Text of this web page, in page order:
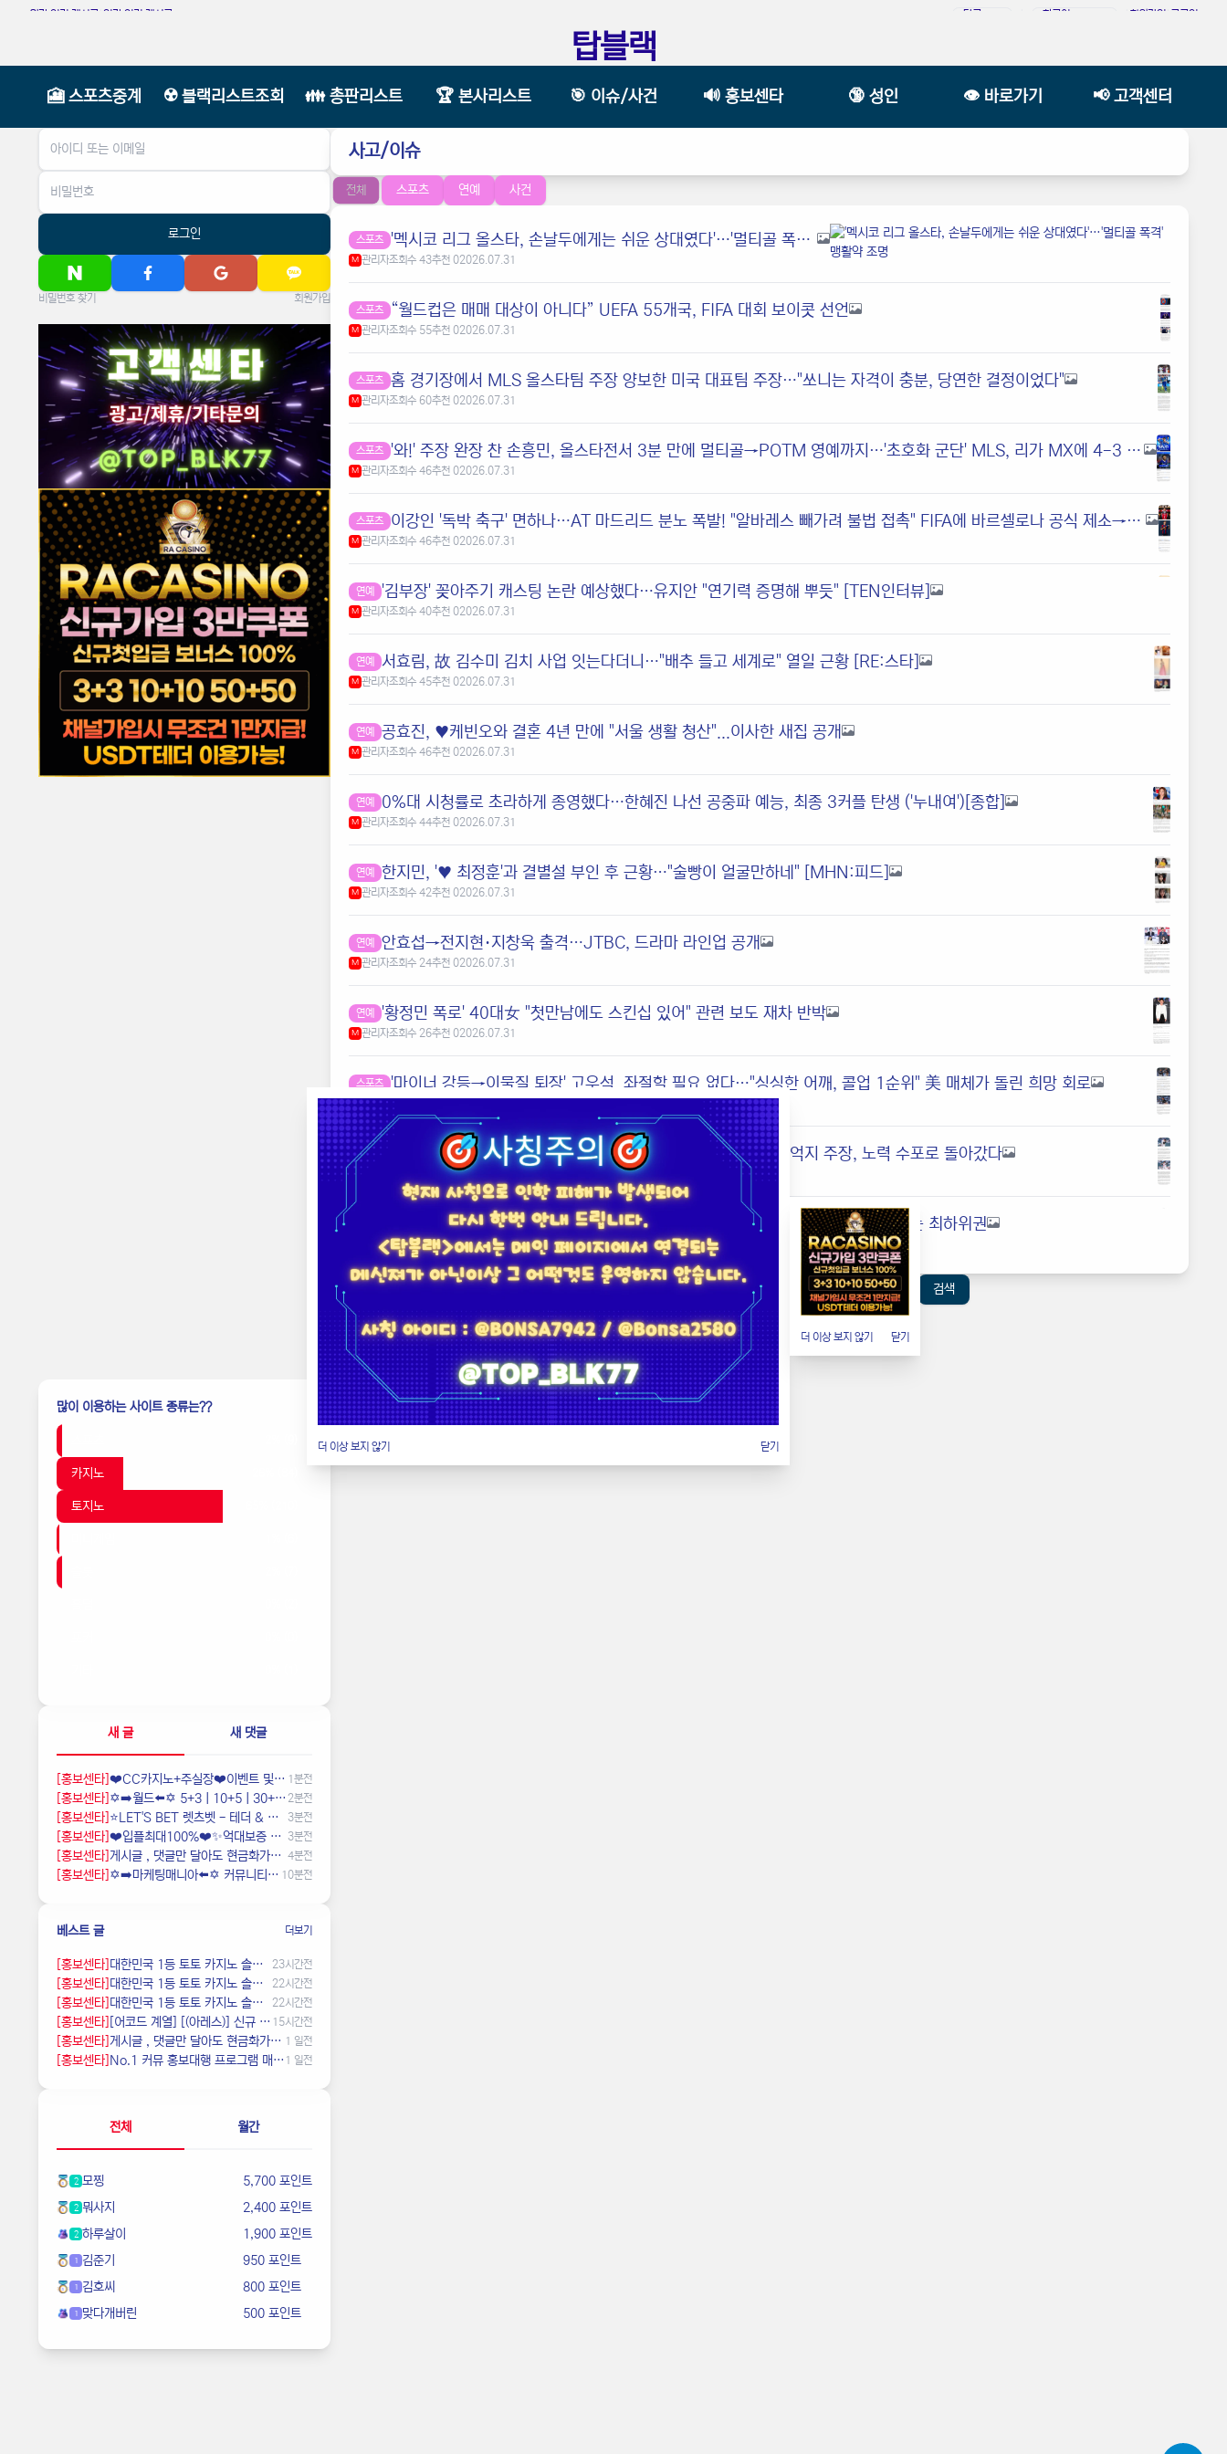
월간 인기 게시글 일간 인기 게시글 회원가입 로그인
탑블랙
🎦 스포츠중계 ☢️ 블랙리스트조회 👪 총판리스트 🏆 본사리스트 🎯 이슈/사건 🔊 홍보센타 🔞 성인 👁️ 바로가기 📢 고객센터
로그인
비밀번호 찾기 회원가입
많이 이용하는 사이트 종류는??
카지노
토지노
새 글 새 댓글
[홍보센타] ❤️CC️카지노+주실장❤️이벤트 및 혜택 2배 (중복⭕️)❤️탄탄한 자본, 무사고 ✅빠른충환✅ 1분전
[홍보센타] ✡️➡️월드⬅️✡️ 5+3ㅣ10+5ㅣ30+12ㅣ50+20ㅣ100+35ㅣ200+70 ✡️무한매충✡️모든배팅제재없음✡️다양한 이벤트✡️ m0b7 2분전
[홍보센타] ⭐️LET'S BET 렛츠벳 - 테더 & 원화 입출금가능 !⭐️ 3분전
[홍보센타] ❤️️입플최대100%❤️✨억대보증 CC카지노✨❤️무기명테더가입O❤️블랙가입O❤️승인전화X❤️ 3분전
[홍보센타] ️️게시글 , 댓글만 달아도 현금화가능한 머니지급 ! 4분전
[홍보센타] ✡️➡️마케팅매니아⬅️✡️ 커뮤니티 홍보 프로그램⭐️구글 찌라시 프로그램⭐️카톡 텔레 미니게임 오토픽⭐️마케팅프로그램✡️ qr1d 10분전
베스트 글 더보기
[홍보센타] ️대한민국️ 1등 토토 카지노 솔루션 임대 전문 23시간전
[홍보센타] ️대한민국️ 1등 토토 카지노 솔루션 임대 전문 22시간전
[홍보센타] ️대한민국️ 1등 토토 카지노 솔루션 임대 전문 22시간전
[홍보센타] [어코드 계열] [(아레스)] 신규 첫충전 1+2 or 30% | 매일첫충 20% 무한매충 10% 15시간전
[홍보센타] ️️게시글 , 댓글만 달아도 현금화가능한 머니지급 ! 1 일전
[홍보센타] ️️No.1 커뮤 홍보대행 프️로그램 매크로비입니다. 1 일전
전체 월간
2 모찡 5,700 포인트
2 뭐사지 2,400 포인트
2 하루살이 1,900 포인트
1 김준기 950 포인트
1 김호씨 800 포인트
1 맞다개버린 500 포인트
사고/이슈
전체 스포츠 연예 사건
스포츠 '멕시코 리그 올스타, 손날두에게는 쉬운 상대였다'…'멀티골 폭격' 맹활약 조명
M 관리자조회수 43추천 02026.07.31
스포츠 “월드컵은 매매 대상이 아니다” UEFA 55개국, FIFA 대회 보이콧 선언
M 관리자조회수 55추천 02026.07.31
스포츠 홈 경기장에서 MLS 올스타팀 주장 양보한 미국 대표팀 주장…"쏘니는 자격이 충분, 당연한 결정이었다"
M 관리자조회수 60추천 02026.07.31
스포츠 '와!' 주장 완장 찬 손흥민, 올스타전서 3분 만에 멀티골→POTM 영예까지…'초호화 군단' MLS, 리가 MX에 4-3 신승
M 관리자조회수 46추천 02026.07.31
스포츠 이강인 '독박 축구' 면하나…AT 마드리드 분노 폭발! "알바레스 빼가려 불법 접촉" FIFA에 바르셀로나 공식 제소→"당사자는 메시 후계자 여전히 꿈꿔" 1640억 영입전 파국 일로
M 관리자조회수 46추천 02026.07.31
연예 '김부장' 꽂아주기 캐스팅 논란 예상했다…유지안 "연기력 증명해 뿌듯" [TEN인터뷰]
M 관리자조회수 40추천 02026.07.31
연예 서효림, 故 김수미 김치 사업 잇는다더니…"배추 들고 세계로" 열일 근황 [RE:스타]
M 관리자조회수 45추천 02026.07.31
연예 공효진, ♥케빈오와 결혼 4년 만에 "서울 생활 청산"...이사한 새집 공개
M 관리자조회수 46추천 02026.07.31
연예 0%대 시청률로 초라하게 종영했다…한혜진 나선 공중파 예능, 최종 3커플 탄생 ('누내여')[종합]
M 관리자조회수 44추천 02026.07.31
연예 한지민, '♥ 최정훈'과 결별설 부인 후 근황…"술빵이 얼굴만하네" [MHN:피드]
M 관리자조회수 42추천 02026.07.31
연예 안효섭→전지현·지창욱 출격…JTBC, 드라마 라인업 공개
M 관리자조회수 24추천 02026.07.31
연예 '황정민 폭로' 40대女 "첫만남에도 스킨십 있어" 관련 보도 재차 반박
M 관리자조회수 26추천 02026.07.31
스포츠 '마이너 강등→이물질 퇴장' 고우석, 좌절할 필요 없다…"싱싱한 어깨, 콜업 1순위" 美 매체가 돌린 희망 회로
M 관리자 조회수 55
스포츠 "고우석 영구 추방, 한국 대표 선수들도 다 확인해야" 日 여론 억지 주장, 노력 수포로 돌아갔다
M 추천 02026.07.29
'진격의' 보스턴 파워랭킹 7위로 빅점프! 다저스 1위 수성, '이정후 연속 결장' SF는 최하위권
관리자조회수 50추천 02026.07.29
검색
2 3 4
더 이상 보지 않기 닫기
더 이상 보지 않기 닫기